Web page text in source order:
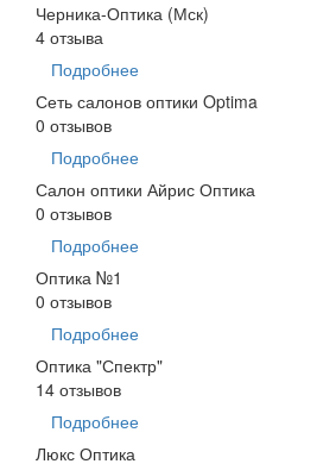
Черника-Оптика (Мск)
4 отзыва
Подробнее
Сеть салонов оптики Optima
0 отзывов
Подробнее
Салон оптики Айрис Оптика
0 отзывов
Подробнее
Оптика №1
0 отзывов
Подробнее
Оптика "Спектр"
14 отзывов
Подробнее
Люкс Оптика